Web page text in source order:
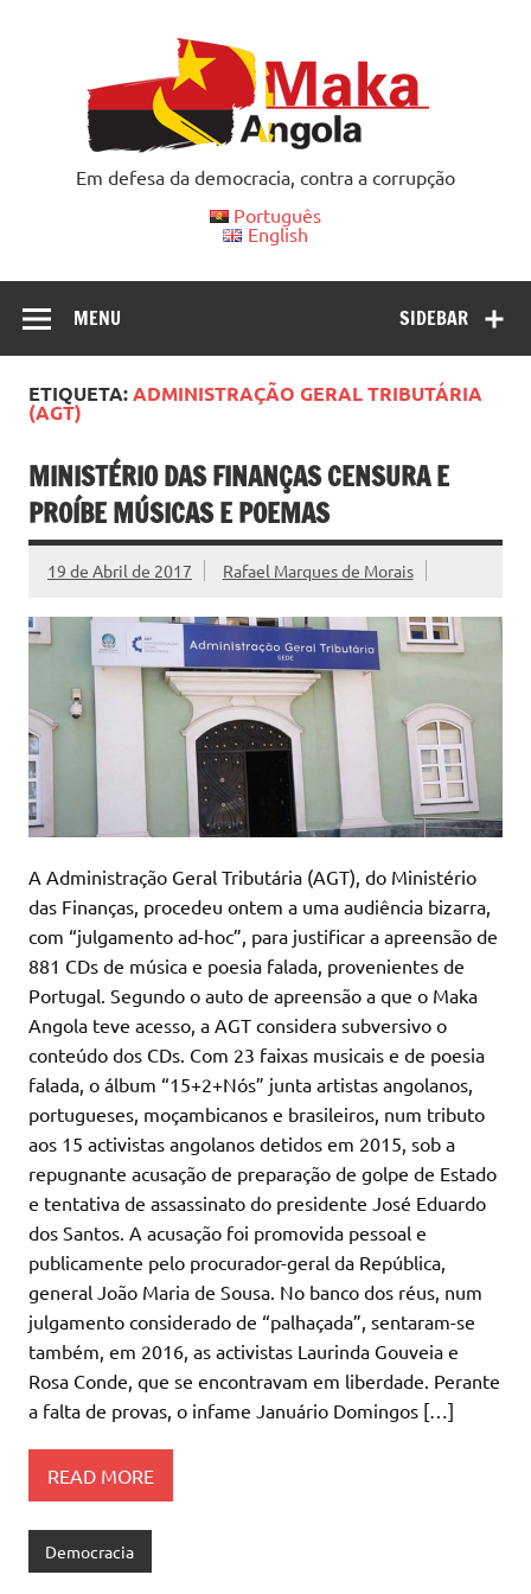
Em defesa da democracia, contra a corrupção
Português
English
SIDEBAR
MENU
ETIQUETA:ADMINISTRAÇÃO GERAL TRIBUTÁRIA
(AGT)
MINISTÉRIO DAS FINANÇAS CENSURA E
PROÍBE MÚSICAS E POEMAS
19 de Abril de 2017 Rafael Marques de Morais
A Administração Geral Tributária (AGT), do Ministério
das Finanças, procedeu ontem a uma audiência bizarra,
com “julgamento ad-hoc”, para justificar a apreensão de
881 CDs de música e poesia falada, provenientes de
Portugal. Segundo o auto de apreensão a que o Maka
Angola teve acesso, a AGT considera subversivo o
conteúdo dos CDs. Com 23 faixas musicais e de poesia
falada, o álbum “15+2+Nós” junta artistas angolanos,
portugueses, moçambicanos e brasileiros, num tributo
aos 15 activistas angolanos detidos em 2015, sob a
repugnante acusação de preparação de golpe de Estado
e tentativa de assassinato do presidente José Eduardo
dos Santos. A acusação foi promovida pessoal e
publicamente pelo procurador-geral da República,
general João Maria de Sousa. No banco dos réus, num
julgamento considerado de “palhaçada”, sentaram-se
também, em 2016, as activistas Laurinda Gouveia e
Rosa Conde, que se encontravam em liberdade. Perante
a falta de provas, o infame Januário Domingos […]
READ MORE
Democracia